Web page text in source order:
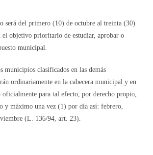
será del primero (10) de octubre al treinta (30)
el objetivo prioritario de estudiar, aprobar o
municipal.
municipios clasificados en las demás
ordinariamente en la cabecera municipal y en
oficialmente para tal efecto, por derecho propio,
y máximo una vez (1) por día así: febrero,
(L. 136/94, art. 23).